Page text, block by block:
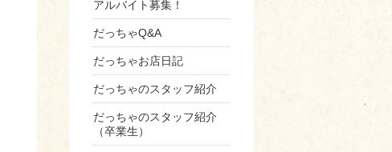
アルバイト募集！
だっちゃQ&A
だっちゃお店日記
だっちゃのスタッフ紹介
だっちゃのスタッフ紹介
（卒業生）